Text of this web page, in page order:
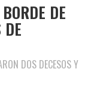
DE
DOS DECESOS Y